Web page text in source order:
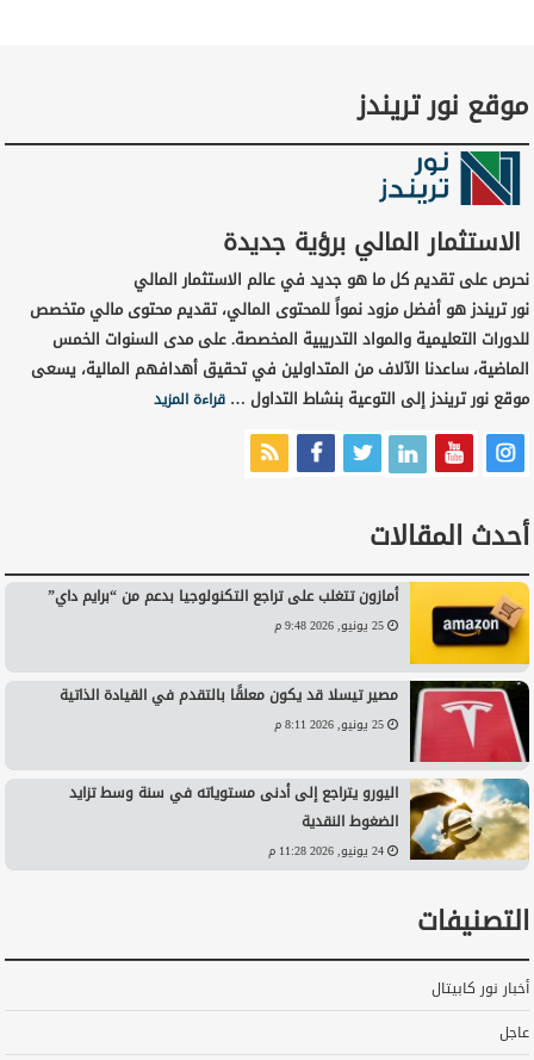
موقع نور تريندز
الاستثمار المالي برؤية جديدة
نحرص على تقديم كل ما هو جديد في عالم الاستثمار المالي
نور تريندز هو أفضل مزود نمواً للمحتوى المالي، تقديم محتوى مالي متخصص
للدورات التعليمية والمواد التدريبية المخصصة. على مدى السنوات الخمس
الماضية، ساعدنا الآلاف من المتداولين في تحقيق أهدافهم المالية، يسعى
موقع نور تريندز إلى التوعية بنشاط التداول …قراءة المزيد
أحدث المقالات
أمازون تتغلب على تراجع التكنولوجيا بدعم من “برايم داي”
25 يونيو, 2026 9:48 م
مصير تيسلا قد يكون معلقًا بالتقدم في القيادة الذاتية
25 يونيو, 2026 8:11 م
اليورو يتراجع إلى أدنى مستوياته في سنة وسط تزايد
الضغوط النقدية
24 يونيو, 2026 11:28 م
التصنيفات
أخبار نور كابيتال
عاجل